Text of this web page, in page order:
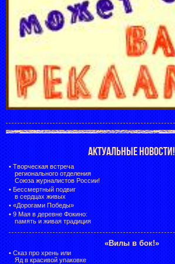
АКТУАЛЬНЫЕ НОВОСТИ!
• Творческая встреча
регионального отделения
Союза журналистов России!
• Бессмертный подвиг
в сердцах живых
• «Дорогами Победы»
• 9 Мая в деревне Фокино:
память и живая традиция
«Вилы в бок!»
• Сказ про хрень или
Яд в красивой упаковке